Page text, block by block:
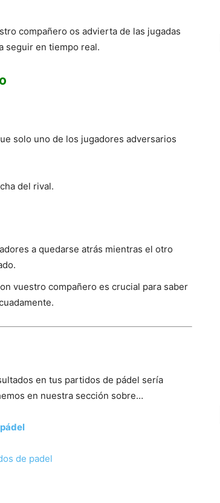
compañero os advierta de las jugadas
seguir en tiempo real.
solo uno de los jugadores adversarios
del rival.
a quedarse atrás mientras el otro
vuestro compañero es crucial para saber
en tus partidos de pádel sería
en nuestra sección sobre…